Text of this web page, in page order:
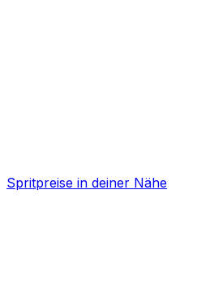
Spritpreise in deiner Nähe